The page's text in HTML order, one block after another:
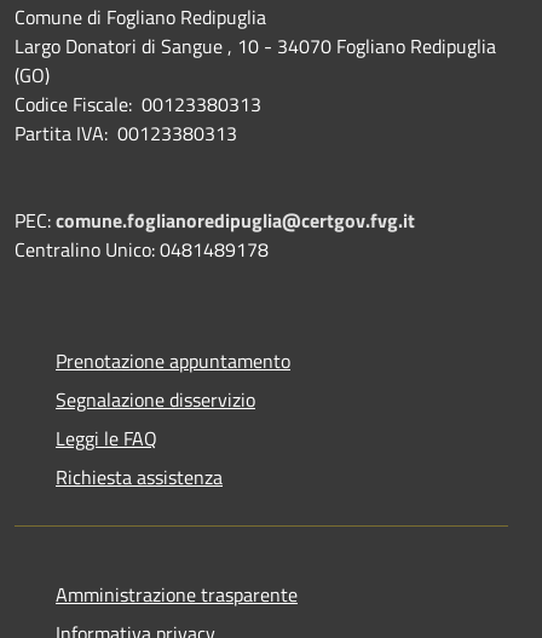
Comune di Fogliano Redipuglia
Largo Donatori di Sangue , 10 - 34070 Fogliano Redipuglia
(GO)
Codice Fiscale: 00123380313
Partita IVA: 00123380313
PEC:comune.foglianoredipuglia@certgov.fvg.it
Centralino Unico: 0481489178
Prenotazione appuntamento
Segnalazione disservizio
Leggi le FAQ
Richiesta assistenza
Amministrazione trasparente